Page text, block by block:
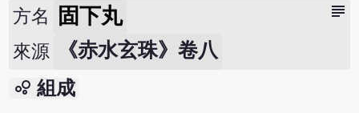
subject
方名 固下丸
來源 《赤水玄珠》卷八
bubble_chart 組成